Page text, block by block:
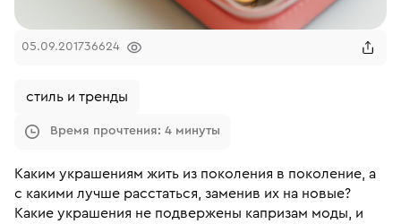
05.09.201736624
стиль и тренды
Время прочтения: 4 минуты
Каким украшениям жить из поколения в поколение, а
с какими лучше расстаться, заменив их на новые?
Какие украшения не подвержены капризам моды, и